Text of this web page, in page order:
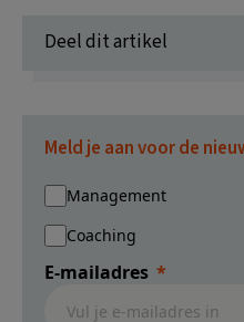
Deel dit artikel
Meld je aan voor de
Management
Coaching
E-mailadres